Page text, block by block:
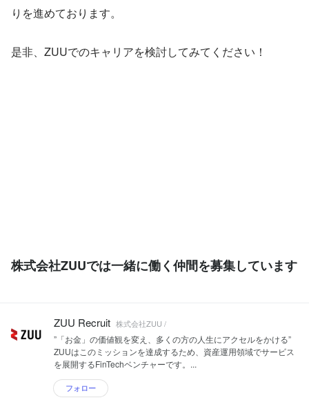
りを進めております。
是非、ZUUでのキャリアを検討してみてください！
株式会社ZUUでは一緒に働く仲間を募集しています
ZUU Recruit 株式会社ZUU /
”「お金」の価値観を変え、多くの方の人生にアクセルをかける”
ZUUはこのミッションを達成するため、資産運用領域でサービス
を展開するFinTechベンチャーです。...
フォロー